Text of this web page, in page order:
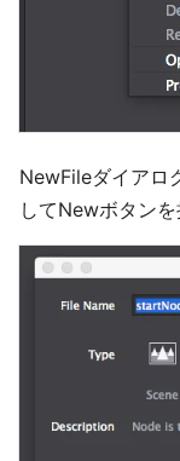
NewFileダイアロ
してNewボタン